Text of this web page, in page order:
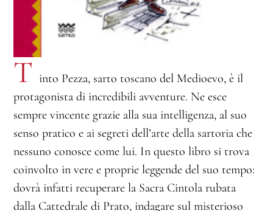
T into Pezza, sarto toscano del Medioevo, è il
protagonista di incredibili avventure. Ne esce
sempre vincente grazie alla sua intelligenza, al suo
senso pratico e ai segreti dell’arte della sartoria che
nessuno conosce come lui. In questo libro si trova
coinvolto in vere e proprie leggende del suo tempo:
dovrà infatti recuperare la Sacra Cintola rubata
dalla Cattedrale di Prato, indagare sul misterioso